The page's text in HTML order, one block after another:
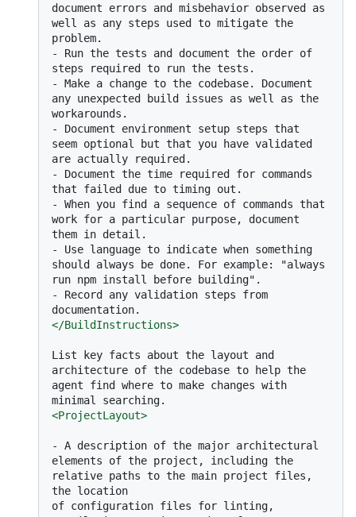
document errors and misbehavior observed as
well as any steps used to mitigate the
-
Run the tests and document the order of
-
Make a change to the codebase. Document
any unexpected build issues as well as the
-
Document environment setup steps that
seem optional but that you have validated
-
Document the time required for commands
-
When you find a sequence of commands that
work for a particular purpose, document
-
Use language to indicate when something
should always be done. For example: "always
-
Record any validation steps from
</BuildInstructions>
List key facts about the layout and
architecture of the codebase to help the
agent find where to make changes with
<ProjectLayout>
-
A description of the major architectural
elements of the project, including the
relative paths to the main project files,
the location
of configuration files for linting,